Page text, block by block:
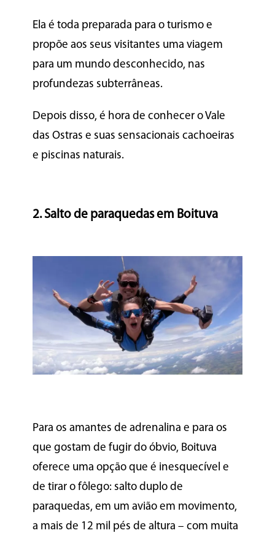
Ela é toda preparada para o turismo e
propõe aos seus visitantes uma viagem
para um mundo desconhecido, nas
profundezas subterrâneas.
Depois disso, é hora de conhecer o Vale
das Ostras e suas sensacionais cachoeiras
e piscinas naturais.
2. Salto de paraquedas em Boituva
Para os amantes de adrenalina e para os
que gostam de fugir do óbvio, Boituva
oferece uma opção que é inesquecível e
de tirar o fôlego: salto duplo de
paraquedas, em um avião em movimento,
a mais de 12 mil pés de altura – com muita